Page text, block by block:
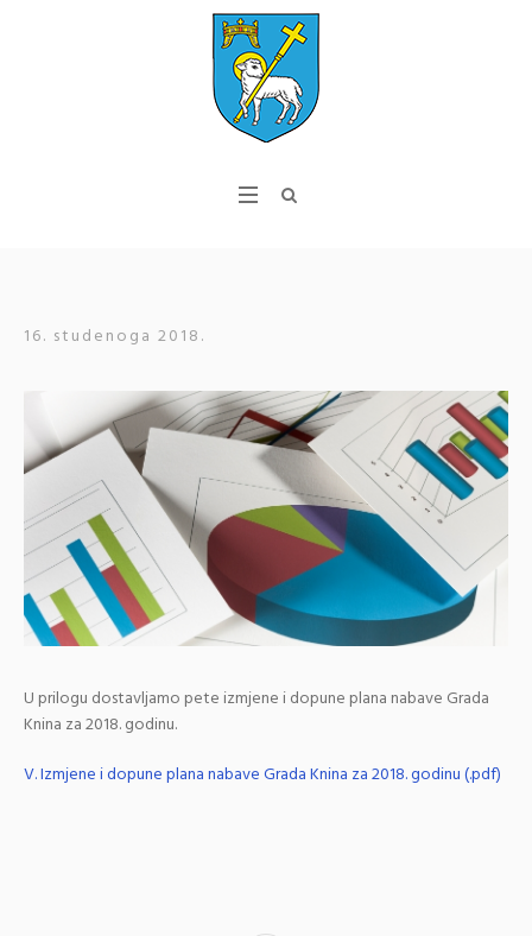
16. studenoga 2018.
U prilogu dostavljamo pete izmjene i dopune plana nabave Grada
Knina za 2018. godinu.
V. Izmjene i dopune plana nabave Grada Knina za 2018. godinu (.pdf)